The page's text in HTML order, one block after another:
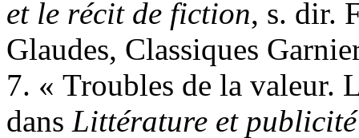
et le récit de fiction, s. dir.
Glaudes, Classiques
7. « Troubles de la valeur.
dans Littérature et